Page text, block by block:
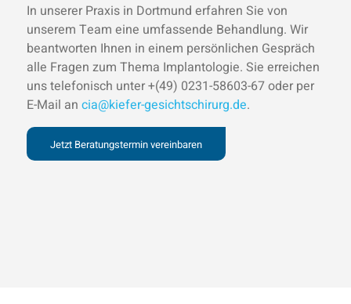
In unserer Praxis in Dortmund erfahren Sie von
unserem Team eine umfassende Behandlung. Wir
beantworten Ihnen in einem persönlichen Gespräch
alle Fragen zum Thema Implantologie. Sie erreichen
uns telefonisch unter +(49) 0231-58603-67 oder per
E-Mail an cia@kiefer-gesichtschirurg.de.
Jetzt Beratungstermin vereinbaren